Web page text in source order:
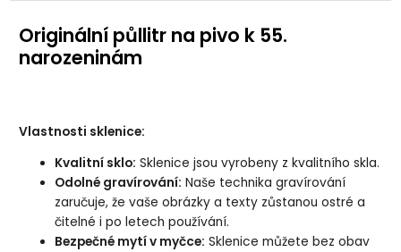
Originální půllitr na pivo k 55.
narozeninám
Vlastnosti sklenice:
Kvalitní sklo: Sklenice jsou vyrobeny z kvalitního skla.
Odolné gravírování: Naše technika gravírování
zaručuje, že vaše obrázky a texty zůstanou ostré a
čitelné i po letech používání.
Bezpečné mytí v myčce: Sklenice můžete bez obav